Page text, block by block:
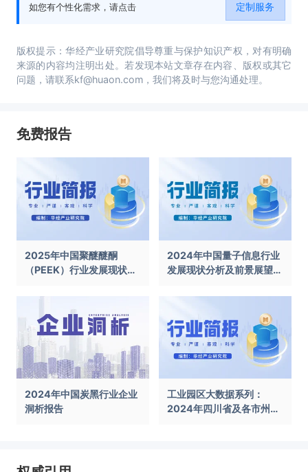
如您有个性化需求，请点击 定制服务
版权提示：华经产业研究院倡导尊重与保护知识产权，对有明确
来源的内容均注明出处。若发现本站文章存在内容、版权或其它
问题，请联系kf@huaon.com，我们将及时与您沟通处理。
免费报告
2025年中国聚醚醚酮
（PEEK）行业发展现状及
2024年中国量子信息行业
发展现状分析及前景展望报
2024年中国炭黑行业企业
洞析报告
工业园区大数据系列：
2024年四川省及各市州工